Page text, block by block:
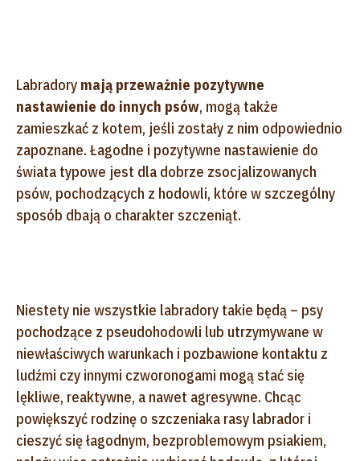
Labradory mają przeważnie pozytywne
nastawienie do innych psów, mogą także
zamieszkać z kotem, jeśli zostały z nim odpowiednio
zapoznane. Łagodne i pozytywne nastawienie do
świata typowe jest dla dobrze zsocjalizowanych
psów, pochodzących z hodowli, które w szczególny
sposób dbają o charakter szczeniąt.
Niestety nie wszystkie labradory takie będą – psy
pochodzące z pseudohodowli lub utrzymywane w
niewłaściwych warunkach i pozbawione kontaktu z
ludźmi czy innymi czworonogami mogą stać się
lękliwe, reaktywne, a nawet agresywne. Chcąc
powiększyć rodzinę o szczeniaka rasy labrador i
cieszyć się łagodnym, bezproblemowym psiakiem,